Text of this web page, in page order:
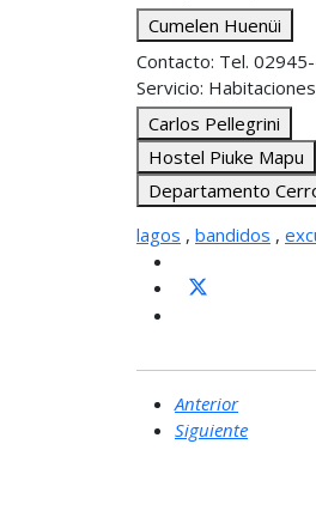
Cumelen Huenüi
Contacto: Tel.
Servicio:
Carlos Pellegrini
Hostel Piuke Mapu
Departamento
lagos , bandidos ,
Anterior
Siguiente